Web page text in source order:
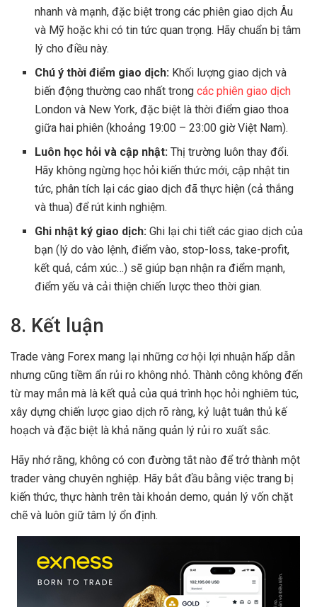
nhanh và mạnh, đặc biệt trong các phiên giao dịch Âu
và Mỹ hoặc khi có tin tức quan trọng. Hãy chuẩn bị tâm
lý cho điều này.
Chú ý thời điểm giao dịch: Khối lượng giao dịch và
biến động thường cao nhất trongcác phiên giao dịch
London và New York, đặc biệt là thời điểm giao thoa
giữa hai phiên (khoảng 19:00 – 23:00 giờ Việt Nam).
Luôn học hỏi và cập nhật: Thị trường luôn thay đổi.
Hãy không ngừng học hỏi kiến thức mới, cập nhật tin
tức, phân tích lại các giao dịch đã thực hiện (cả thắng
và thua) để rút kinh nghiệm.
Ghi nhật ký giao dịch: Ghi lại chi tiết các giao dịch của
bạn (lý do vào lệnh, điểm vào, stop-loss, take-profit,
kết quả, cảm xúc…) sẽ giúp bạn nhận ra điểm mạnh,
điểm yếu và cải thiện chiến lược theo thời gian.
8. Kết luận
Trade vàng Forex mang lại những cơ hội lợi nhuận hấp dẫn
nhưng cũng tiềm ẩn rủi ro không nhỏ. Thành công không đến
từ may mắn mà là kết quả của quá trình học hỏi nghiêm túc,
xây dựng chiến lược giao dịch rõ ràng, kỷ luật tuân thủ kế
hoạch và đặc biệt là khả năng quản lý rủi ro xuất sắc.
Hãy nhớ rằng, không có con đường tắt nào để trở thành một
trader vàng chuyên nghiệp. Hãy bắt đầu bằng việc trang bị
kiến thức, thực hành trên tài khoản demo, quản lý vốn chặt
chẽ và luôn giữ tâm lý ổn định.